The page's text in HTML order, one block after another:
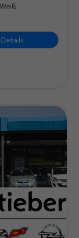
Details